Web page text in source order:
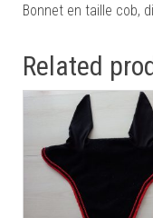
Bonnet en taille cob,
Related